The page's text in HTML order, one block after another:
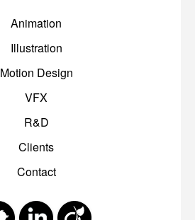
Animation
Illustration
Motion Design
VFX
R&D
Clients
Contact